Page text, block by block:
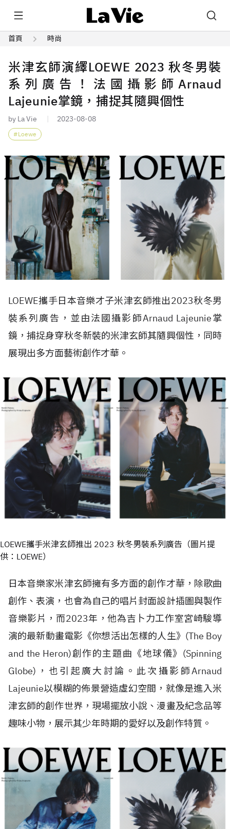
首頁 時尚
米津玄師演繹LOEWE 2023 秋冬男裝
系列廣告！法國攝影師Arnaud
Lajeunie掌鏡，捕捉其隨興個性
by La Vie 2023-08-08
Loewe
LOEWE攜手日本音樂才子米津玄師推出2023秋冬男
裝系列廣告，並由法國攝影師Arnaud Lajeunie掌
鏡，捕捉身穿秋冬新裝的米津玄師其隨興個性，同時
展現出多方面藝術創作才華。
LOEWE攜手米津玄師推出 2023 秋冬男裝系列廣告（圖片提
供：LOEWE）
日本音樂家米津玄師擁有多方面的創作才華，除歌曲
創作、表演，也會為自己的唱片封面設計插圖與製作
音樂影片，而2023年，他為吉卜力工作室宮崎駿導
演的最新動畫電影《你想活出怎樣的人生》(The Boy
and the Heron)創作的主題曲《地球儀》(Spinning
Globe)，也引起廣大討論。此次攝影師Arnaud
Lajeunie以模糊的佈景營造虛幻空間，就像是進入米
津玄師的創作世界，現場擺放小說、漫畫及紀念品等
趣味小物，展示其少年時期的愛好以及創作特質。